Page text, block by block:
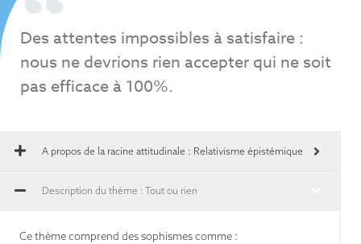
Des attentes impossibles à satisfaire :
nous ne devrions rien accepter qui ne soit
pas efficace à 100%.
A propos de la racine attitudinale : Relativisme épistémique
Description du thème : Tout ou rien
Ce thème comprend des sophismes comme :